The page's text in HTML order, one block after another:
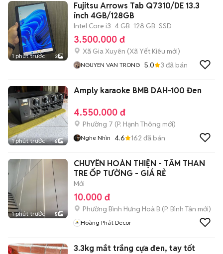
1 phút trước 3
Fujitsu Arrows Tab Q7310/DE 13.3
inch 4GB/128GB
Intel Core i3 4 GB 128 GB SSD
3.500.000 đ
Xã Gia Xuyên (Xã Yết Kiêu mới)
NGUYEN VAN TRONG 5.0 3 đã bán
1 phút trước 6
Amply karaoke BMB DAH-100 Đen
4.550.000 đ
Phường 7 (P. Hạnh Thông mới)
Nghe Nhìn 4.6 162 đã bán
1 phút trước 5
CHUYÊN HOÀN THIỆN - TẤM THAN
TRE ỐP TƯỜNG - GIÁ RẺ
Mới
10.000 đ
Phường Bình Hưng Hoà B (P. Bình Tân mới)
Hoàng Phát Decor
3.3kg mắt trắng cựa đen, tay tốt